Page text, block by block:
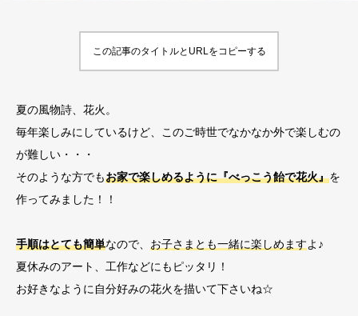
この記事のタイトルとURLをコピーする
夏の風物詩、花火。
毎年楽しみにしているけど、このご時世でなかなか外で楽しむの
が難しい・・・
そのような方でもお家で楽しめるように『べっこう飴で花火』を
作ってみました！！
手順はとても簡単なので、 お子さまとも一緒に楽しめますよ♪
夏休みのアート、工作などにもピッタリ！
お好きなように自分好みの花火を描いて下さいね☆